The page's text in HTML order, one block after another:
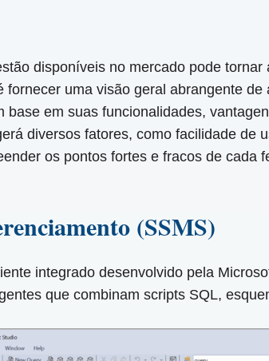
disponíveis no mercado pode
uma visão geral abrangente
em suas funcionalidades,
diversos fatores, como facilidade de
os pontos fortes e fracos de cada
(SSMS)
integrado desenvolvido pela
que combinam scripts SQL,